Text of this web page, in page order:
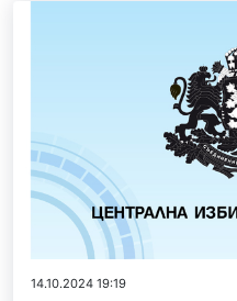
14.10.2024 19:19